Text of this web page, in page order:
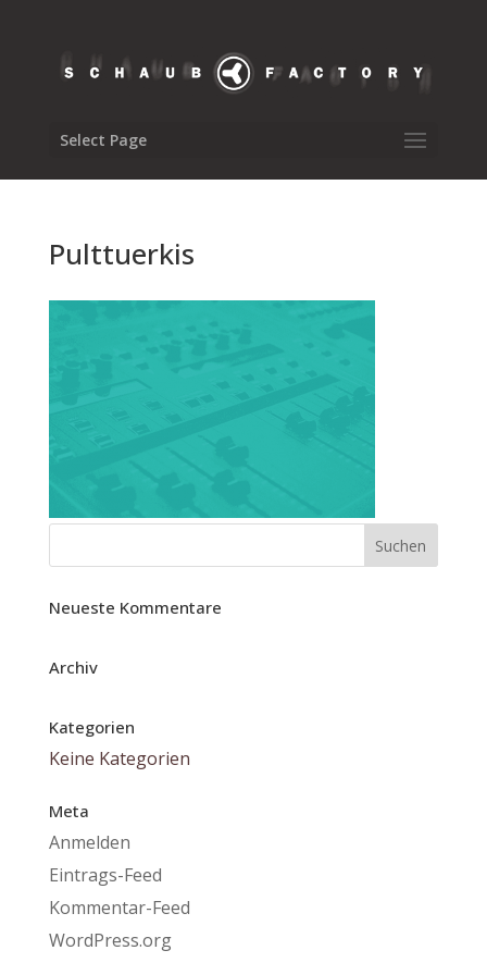
Select Page
Pulttuerkis
Neueste Kommentare
Archiv
Kategorien
Keine Kategorien
Meta
Anmelden
Eintrags-Feed
Kommentar-Feed
WordPress.org